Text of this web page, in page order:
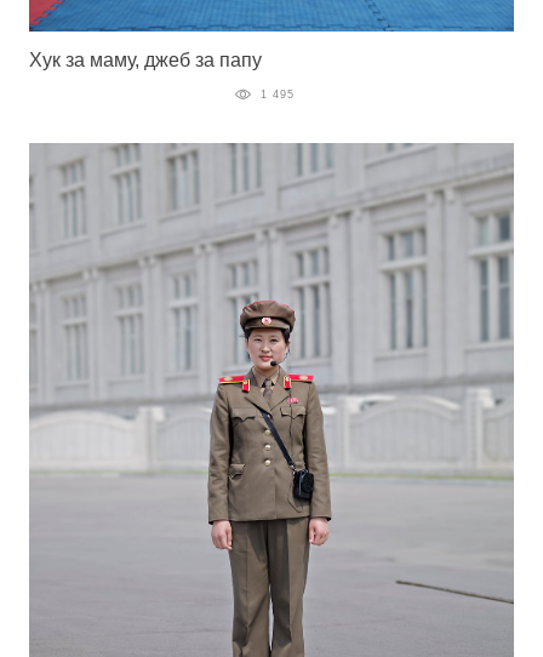
Хук за маму, джеб за папу
1 495